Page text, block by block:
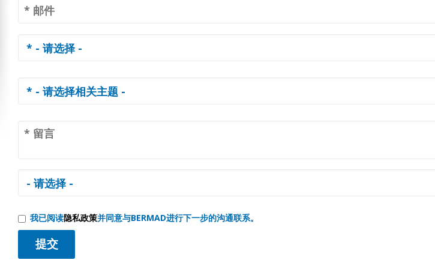
我已阅读隐私政策并同意与BERMAD进行下一步的沟通联系。